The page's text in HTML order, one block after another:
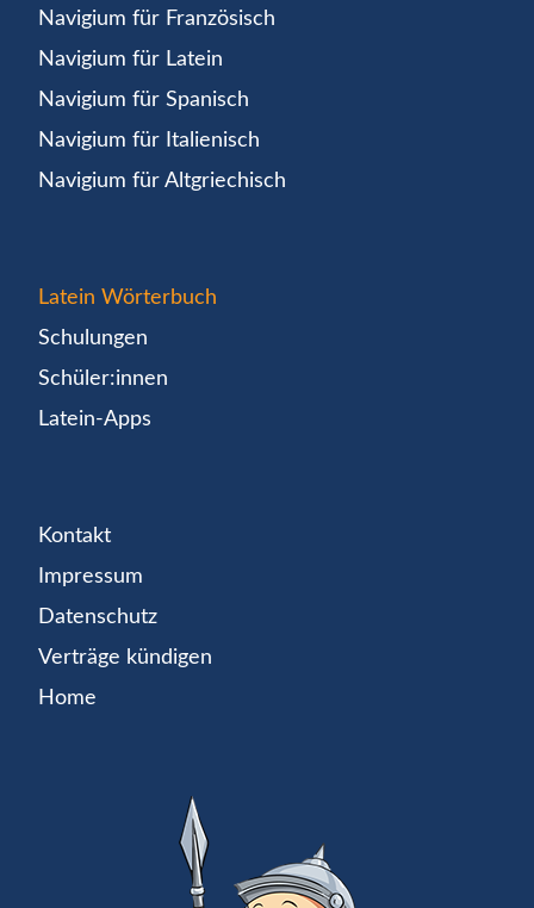
Navigium für Französisch
Navigium für Latein
Navigium für Spanisch
Navigium für Italienisch
Navigium für Altgriechisch
Latein Wörterbuch
Schulungen
Schüler:innen
Latein-Apps
Kontakt
Impressum
Datenschutz
Verträge kündigen
Home